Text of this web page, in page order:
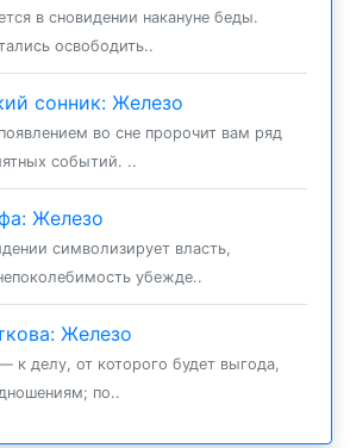
в сновидении накануне беды.
освободить..
сонник: Железо
во сне пророчит вам ряд
событий. ..
Железо
символизирует власть,
убежде..
Железо
к делу, от которого будет выгода,
по..